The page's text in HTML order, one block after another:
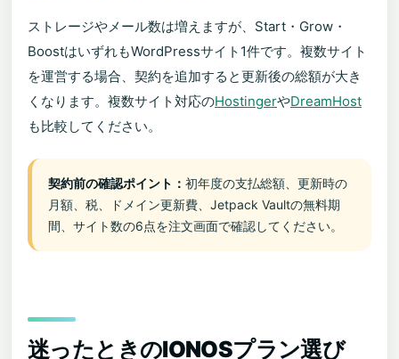
ストレージやメール数は増えますが、Start・Grow・
BoostはいずれもWordPressサイト1件です。複数サイト
を運営する場合、契約を追加すると更新後の総額が大き
くなります。複数サイト対応のHostingerやDreamHost
も比較してください。
契約前の確認ポイント： 初年度の支払総額、更新時の
月額、税、ドメイン更新費、Jetpack Vaultの無料期
間、サイト数の6点を注文画面で確認してください。
迷ったときのIONOSプラン選び